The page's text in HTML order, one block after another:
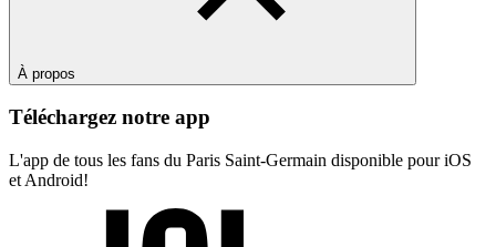
À propos
Téléchargez notre app
L'app de tous les fans du Paris Saint-Germain disponible pour iOS
et Android!